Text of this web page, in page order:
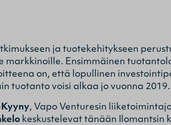
ja tuotekehitykseen
markkinoille. Ensimmäinen
on, että lopullinen
tuotanto voisi alkaa jo vuonna 2019.
, Vapo Venturesin
keskustelevat tänään Ilomantsin